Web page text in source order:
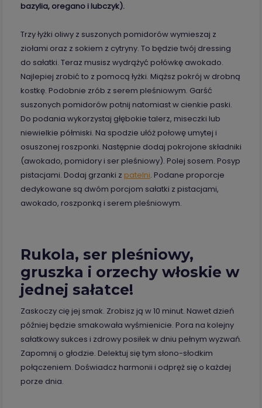
bazylia, oregano i lubczyk).
Trzy łyżki oliwy z suszonych pomidorów wymieszaj z
ziołami oraz z sokiem z cytryny. To będzie twój dressing
do sałatki. Teraz musisz wydrążyć połówkę awokado.
Najlepiej zrobić to z pomocą łyżki. Miąższ pokrój w drobną
kostkę. Podobnie zrób z serem pleśniowym. Garść
suszonych pomidorów potnij natomiast w cienkie paski.
Do podania wykorzystaj głębokie talerz, miseczki lub
niewielkie półmiski. Na spodzie ułóż połowę umytej i
osuszonej roszponki. Następnie dodaj pokrojone składniki
(awokado, pomidory i ser pleśniowy). Polej sosem. Posyp
pistacjami. Dodaj grzanki z patelni. Podane proporcje
dedykowane są dwóm porcjom sałatki z pistacjami,
awokado, roszponką i serem pleśniowym.
Rukola, ser pleśniowy,
gruszka i orzechy włoskie w
jednej sałatce!
Zaskoczy cię jej smak. Zrobisz ją w 10 minut. Nawet dzień
później będzie smakowała wyśmienicie. Pora na kolejny
sałatkowy sukces i zdrowy posiłek w dniu pełnym wyzwań.
Zapomnij o głodzie. Delektuj się tym słono-słodkim
połączeniem. Doświadcz harmonii i odpręż się o każdej
porze dnia.